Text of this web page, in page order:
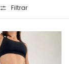
Filtrar